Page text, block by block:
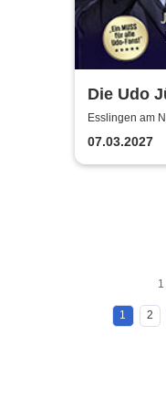
Die Udo
Leben,
Musik!
Esslingen am
07.03.2027
1 2